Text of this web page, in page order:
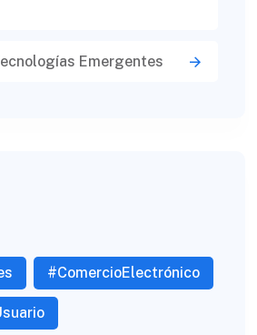
Emergentes
#ComercioElectrónico